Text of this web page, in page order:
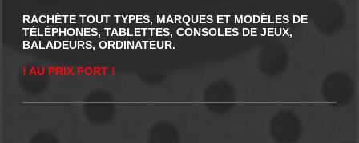
RACHÈTE TOUT TYPES, MARQUES ET MODÈLES DE
TÉLÉPHONES, TABLETTES, CONSOLES DE JEUX,
BALADEURS, ORDINATEUR.
! AU PRIX FORT !